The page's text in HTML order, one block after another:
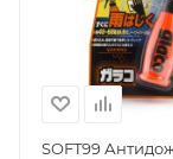
SOFT99